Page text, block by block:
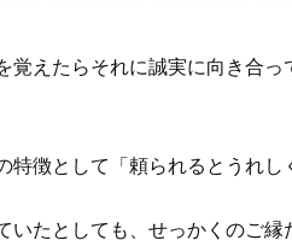
覚えたらそれに誠実に向き合
特徴として「頼られるとうれし
いたとしても、せっかくのご